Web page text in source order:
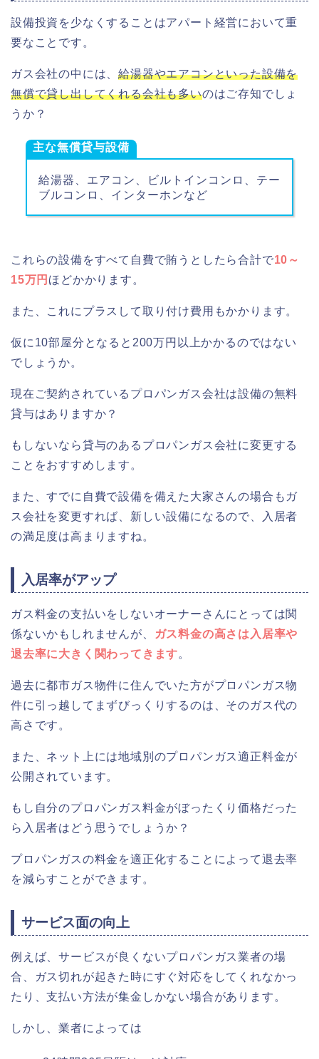
設備投資を少なくすることはアパート経営において重
要なことです。
ガス会社の中には、給湯器やエアコンといった設備を
無償で貸し出してくれる会社も多いのはご存知でしょ
うか？
主な無償貸与設備
給湯器、エアコン、ビルトインコンロ、テー
ブルコンロ、インターホンなど
これらの設備をすべて自費で賄うとしたら合計で10～
15万円 ほどかかります。
また、これにプラスして取り付け費用もかかります。
仮に10部屋分となると200万円以上かかるのではない
でしょうか。
現在ご契約されているプロパンガス会社は設備の無料
貸与はありますか？
もしないなら貸与のあるプロパンガス会社に変更する
ことをおすすめします。
また、すでに自費で設備を備えた大家さんの場合もガ
ス会社を変更すれば、新しい設備になるので、入居者
の満足度は高まりますね。
入居率がアップ
ガス料金の支払いをしないオーナーさんにとっては関
係ないかもしれませんが、
ガス料金の高さは入居率や
退去率に大きく関わってきます。
過去に都市ガス物件に住んでいた方がプロパンガス物
件に引っ越してまずびっくりするのは、そのガス代の
高さです。
また、ネット上には地域別のプロパンガス適正料金が
公開されています。
もし自分のプロパンガス料金がぼったくり価格だった
ら入居者はどう思うでしょうか？
プロパンガスの料金を適正化することによって退去率
を減らすことができます。
サービス面の向上
例えば、サービスが良くないプロパンガス業者の場
合、ガス切れが起きた時にすぐ対応をしてくれなかっ
たり、支払い方法が集金しかない場合があります。
しかし、業者によっては